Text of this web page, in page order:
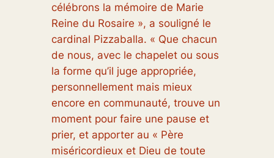
célébrons la mémoire de Marie
Reine du Rosaire », a souligné le
cardinal Pizzaballa. « Que chacun
de nous, avec le chapelet ou sous
la forme qu’il juge appropriée,
personnellement mais mieux
encore en communauté, trouve un
moment pour faire une pause et
prier, et apporter au « Père
miséricordieux et Dieu de toute